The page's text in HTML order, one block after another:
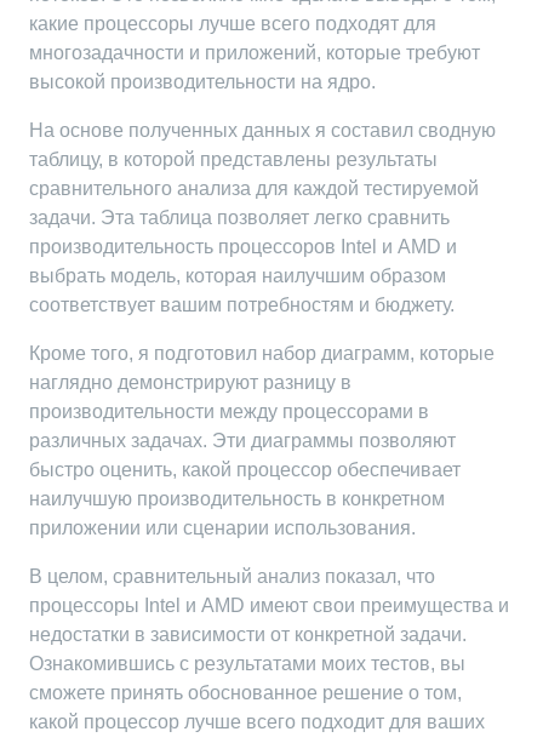
какие процессоры лучше всего подходят для
многозадачности и приложений, которые требуют
высокой производительности на ядро.
На основе полученных данных я составил сводную
таблицу, в которой представлены результаты
сравнительного анализа для каждой тестируемой
задачи. Эта таблица позволяет легко сравнить
производительность процессоров Intel и AMD и
выбрать модель, которая наилучшим образом
соответствует вашим потребностям и бюджету.
Кроме того, я подготовил набор диаграмм, которые
наглядно демонстрируют разницу в
производительности между процессорами в
различных задачах. Эти диаграммы позволяют
быстро оценить, какой процессор обеспечивает
наилучшую производительность в конкретном
приложении или сценарии использования.
В целом, сравнительный анализ показал, что
процессоры Intel и AMD имеют свои преимущества и
недостатки в зависимости от конкретной задачи.
Ознакомившись с результатами моих тестов, вы
сможете принять обоснованное решение о том,
какой процессор лучше всего подходит для ваших